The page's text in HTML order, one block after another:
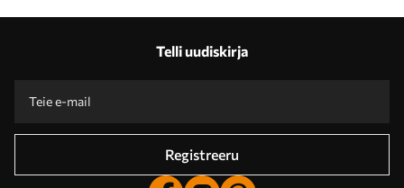
Telli uudiskirja
Registreeru